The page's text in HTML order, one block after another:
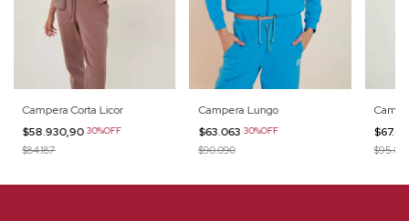
Campera Corta Licor
$58.930,90 30%OFF
$84.187
Campera Lungo
$63.063 30%OFF
$90.090